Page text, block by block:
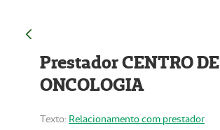
Prestador CENTRO DE
ONCOLOGIA
Texto: Relacionamento com prestador